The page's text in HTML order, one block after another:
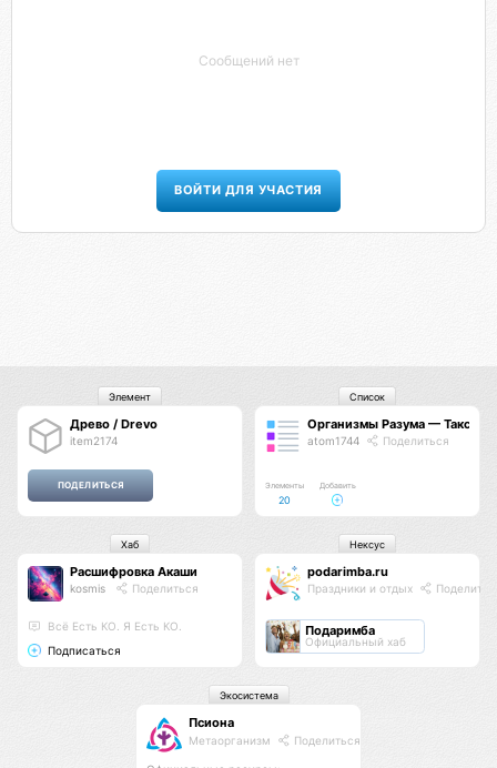
Сообщений нет
ВОЙТИ ДЛЯ УЧАСТИЯ
Древо / Drevo
item2174
Элемент
Организмы Разума —
atom1744 Поделиться
Элементы
20
Добавить
Список
Расшифровка Акаши
kosmis Поделиться
Всё Есть КО. Я Есть КО.
Подписаться
Хаб
podarimba.ru
Праздники и отдых
Подаримба
Официальный хаб
Нексус
Псиона
Метаорганизм Поделиться
Экосистема